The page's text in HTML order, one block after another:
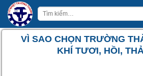
Bỏ
qua
nội
Tìm
kiếm:
VÌ SAO CHỌN TRƯỜNG
KHÍ TƯƠI, HỒI,